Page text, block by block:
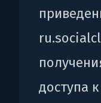
доступа